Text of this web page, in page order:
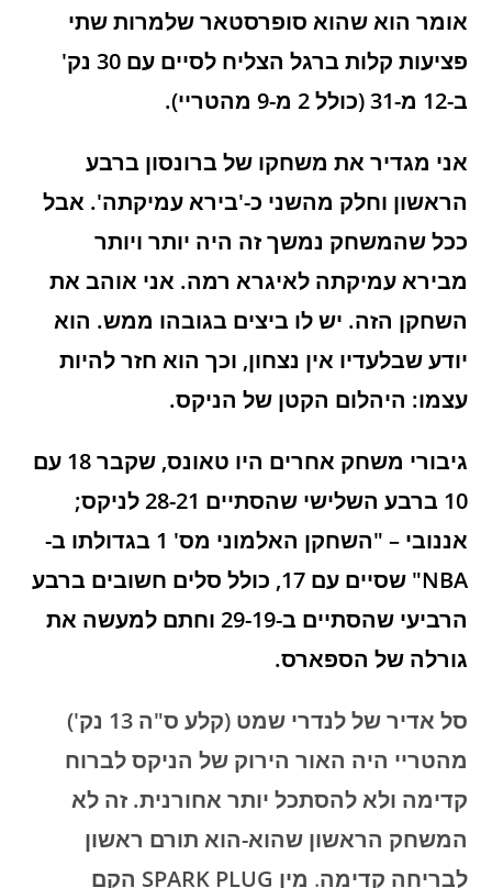
אומר הוא שהוא סופרסטאר שלמרות שתי
פציעות קלות ברגל הצליח לסיים עם 30 נק'
ב-12 מ-31 (כולל 2 מ-9 מהטריי).
אני מגדיר את משחקו של ברונסון ברבע
הראשון וחלק מהשני כ-'בירא עמיקתה'. אבל
ככל שהמשחק נמשך זה היה יותר ויותר
מבירא עמיקתה לאיגרא רמה. אני אוהב את
השחקן הזה. יש לו ביצים בגובהו ממש. הוא
יודע שבלעדיו אין נצחון, וכך הוא חזר להיות
עצמו: היהלום הקטן של הניקס.
גיבורי משחק אחרים היו טאונס, שקבר 18 עם
10 ברבע השלישי שהסתיים 28-21 לניקס;
אננובי – "השחקן האלמוני מס' 1 בגדולתו ב-
NBA" שסיים עם 17, כולל סלים חשובים ברבע
הרביעי שהסתיים ב-29-19 וחתם למעשה את
גורלה של הספארס.
סל אדיר של לנדרי שמט (קלע ס"ה 13 נק')
מהטריי היה האור הירוק של הניקס לברוח
קדימה ולא להסתכל יותר אחורנית. זה לא
המשחק הראשון שהוא-הוא תורם ראשון
לבריחה קדימה.
מין SPARK PLUG הקם